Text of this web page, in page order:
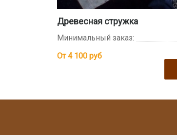
Древесная стружка
Минимальный заказ:
От 4 100 руб